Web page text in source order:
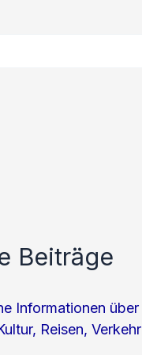
Beiträge
Informationen über
Reisen, Verkehr